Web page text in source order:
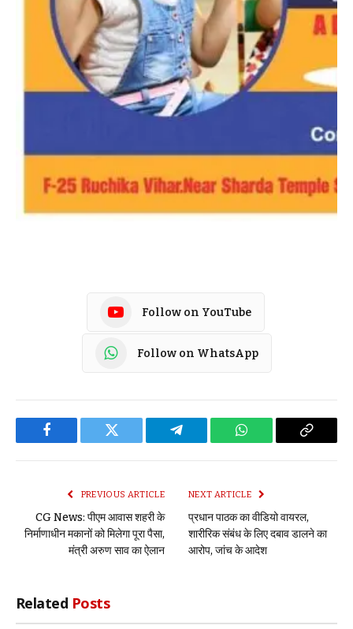
Follow on YouTube
Follow on WhatsApp
Facebook Twitter Telegram WhatsApp Copy
PREVIOUS ARTICLE
CG News: पीएम आवास शहरी के
निर्माणाधीन मकानों को मिलेगा पूरा पैसा,
मंत्री अरुण साव का ऐलान
NEXT ARTICLE
प्रधान पाठक का वीडियो वायरल,
शारीरिक संबंध के लिए दबाव डालने का
आरोप, जांच के आदेश
Related Posts